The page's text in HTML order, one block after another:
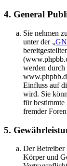
4. General
Sie nehmen
unter der „
werden durch
Einfluss auf
wird. Sie
für bestimmte
fremder
5.
Der Betreiber
Körper und